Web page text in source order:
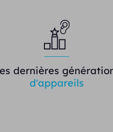
dernières
d'appareils